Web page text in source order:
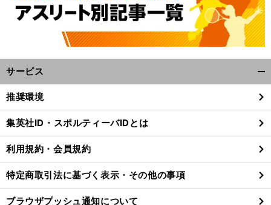
サービス
閉
る
推奨環境
集英社ID・スポルティーバIDとは
利用規約・会員規約
特定商取引法に基づく表示・その他の事項
ブラウザプッシュ通知について